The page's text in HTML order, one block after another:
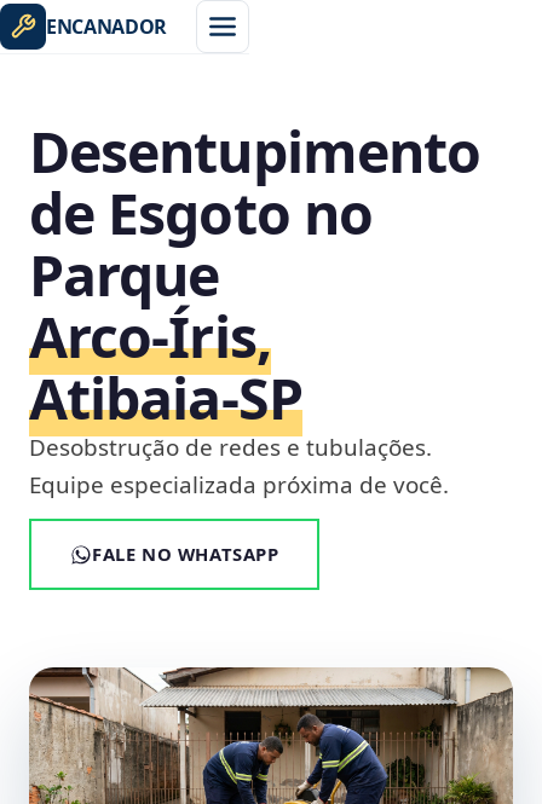
ENCANADOR
Desentupimento
de Esgoto no
Parque
Arco-Íris,
Atibaia‑SP
Desobstrução de redes e tubulações.
Equipe especializada próxima de você.
FALE NO WHATSAPP